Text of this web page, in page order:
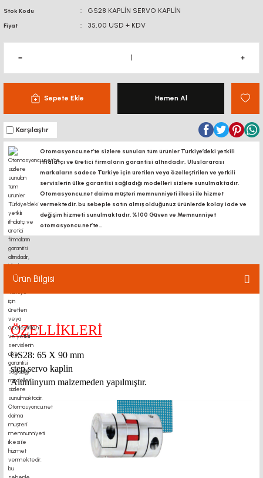
Stok Kodu GS28 KAPLİN SERVO KAPLİN
Fiyat 35,00 USD + KDV
Sepete Ekle Hemen Al
Karşılaştır
Otomasyoncu.net’te sizlere sunulan tüm ürünler Türkiye’deki yetkili
ithalatçı ve üretici firmaların garantisi altındadır, Uluslararası
markaların sadece Türkiye için üretilen veya özelleştirilen ve yetkili
servislerin ülke garantisi sağladığı modelleri sizlere sunulmaktadır.
Otomasyoncu.net daima müşteri memnunniyeti ilkesi ile hizmet
vermektedir. bu sebeple satın almış olduğunuz ürünlerde kolay iade ve
değişim hizmeti sunulmaktadır. %100 Güven ve Memnunniyet
otomasyoncu.net’te...
Ürün Bilgisi
ÖZELLİKLERİ
GS28: 65 X 90 mm
step,servo kaplin
Aluminyum malzemeden yapılmıştır.